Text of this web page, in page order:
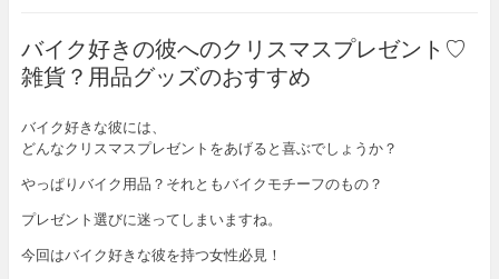
バイク好きの彼へのクリスマスプレゼント♡
雑貨？用品グッズのおすすめ
バイク好きな彼には、
どんなクリスマスプレゼントをあげると喜ぶでしょうか？
やっぱりバイク用品？それともバイクモチーフのもの？
プレゼント選びに迷ってしまいますね。
今回はバイク好きな彼を持つ女性必見！